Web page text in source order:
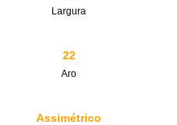
Largura
22
Aro
Assimétrico